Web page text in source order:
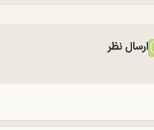
ارسال نظر